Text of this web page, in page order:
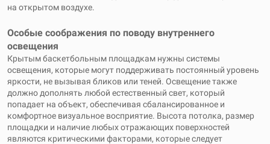
на открытом воздухе.
Особые соображения по поводу внутреннего
освещения
Крытым баскетбольным площадкам нужны системы
освещения, которые могут поддерживать постоянный уровень
яркости, не вызывая бликов или теней. Освещение также
должно дополнять любой естественный свет, который
попадает на объект, обеспечивая сбалансированное и
комфортное визуальное восприятие. Высота потолка, размер
площадки и наличие любых отражающих поверхностей
являются критическими факторами, которые следует